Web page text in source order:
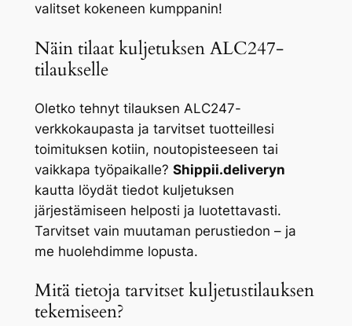
valitset kokeneen kumppanin!
Näin tilaat kuljetuksen ALC247-
tilaukselle
Oletko tehnyt tilauksen ALC247-
verkkokaupasta ja tarvitset tuotteillesi
toimituksen kotiin, noutopisteeseen tai
vaikkapa työpaikalle? Shippii.deliveryn
kautta löydät tiedot kuljetuksen
järjestämiseen helposti ja luotettavasti.
Tarvitset vain muutaman perustiedon – ja
me huolehdimme lopusta.
Mitä tietoja tarvitset kuljetustilauksen
tekemiseen?